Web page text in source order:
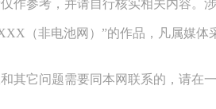
作参考，并请自行核实相关内容。
（非电池网）”的作品，凡属媒
其它问题需要同本网联系的，请在